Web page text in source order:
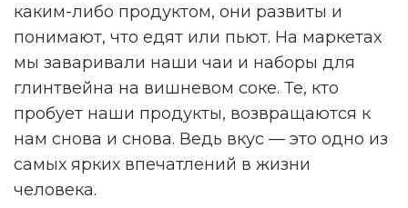
каким-либо продуктом, они развиты и
понимают, что едят или пьют. На маркетах
мы заваривали наши чаи и наборы для
глинтвейна на вишневом соке. Те, кто
пробует наши продукты, возвращаются к
нам снова и снова. Ведь вкус — это одно из
самых ярких впечатлений в жизни
человека.